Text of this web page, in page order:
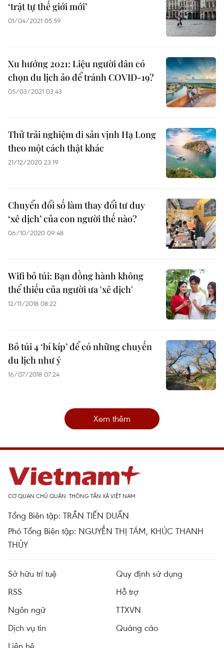
‘trật tự thế giới mới’
01/04/2021 05:59
Xu hướng 2021: Liệu người dân có
chọn du lịch ảo để tránh COVID-19?
05/03/2021 03:43
Thử trải nghiệm di sản vịnh Hạ Long
theo một cách thật khác
21/12/2020 23:19
Chuyển đổi số làm thay đổi tư duy
‘xê dịch’ của con người thế nào?
06/10/2020 09:48
Wifi bỏ túi: Bạn đồng hành không
thể thiếu của người ưa 'xê dịch'
12/11/2018 08:22
Bỏ túi 4 ‘bí kíp’ để có những chuyến
du lịch như ý
16/07/2018 07:24
Xem thêm
CƠ QUAN CHỦ QUẢN: THÔNG TẤN XÃ VIỆT NAM
Tổng Biên tập: TRẦN TIẾN DUẨN
Phó Tổng Biên tập: NGUYỄN THỊ TÁM, KHÚC THANH
THỦY
Sở hữu trí tuệ
Quy định sử dụng
RSS
Hỗ trợ
Ngôn ngữ
TTXVN
Dịch vụ tin
Quảng cáo